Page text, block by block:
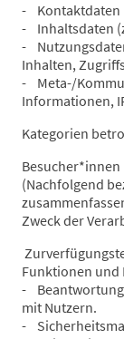
- Kontaktdaten
- Inhaltsdaten
-
Inhalten,
- Meta-/
Informationen,
Kategorien
(Nachfolgend
Zweck der
Funktionen und
- Beantwortung
mit Nutzern.
-